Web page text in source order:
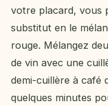
votre placard, vous
substitut en le
rouge. Mélangez
de vin avec une
demi-cuillère à café
quelques minutes